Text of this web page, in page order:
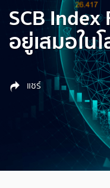
SCB
อยู่เสมอใน
แชร์